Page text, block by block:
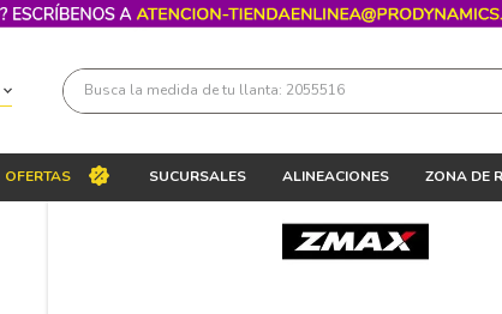
Busca la medida de tu llanta: 2055516
OFERTAS SUCURSALES ALINEACIONES ZONA DE
Términos más buscados